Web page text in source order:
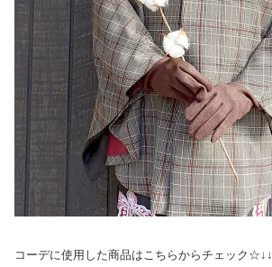
コーデに使用した商品はこちらからチェック☆↓↓